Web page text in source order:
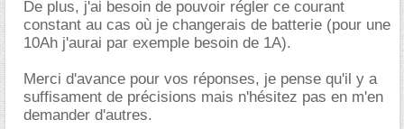
De plus, j'ai besoin de pouvoir régler ce courant
constant au cas où je changerais de batterie (pour une
10Ah j'aurai par exemple besoin de 1A).
Merci d'avance pour vos réponses, je pense qu'il y a
suffisament de précisions mais n'hésitez pas en m'en
demander d'autres.